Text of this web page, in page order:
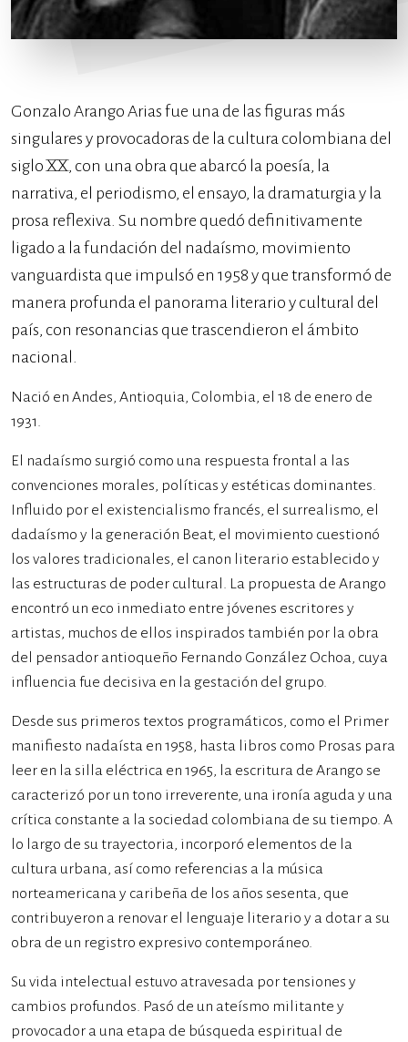
Gonzalo Arango Arias fue una de las figuras más
singulares y provocadoras de la cultura colombiana del
siglo XX, con una obra que abarcó la poesía, la
narrativa, el periodismo, el ensayo, la dramaturgia y la
prosa reflexiva. Su nombre quedó definitivamente
ligado a la fundación del nadaísmo, movimiento
vanguardista que impulsó en 1958 y que transformó de
manera profunda el panorama literario y cultural del
país, con resonancias que trascendieron el ámbito
nacional.
Nació en Andes, Antioquia, Colombia, el 18 de enero de
1931.
El nadaísmo surgió como una respuesta frontal a las
convenciones morales, políticas y estéticas dominantes.
Influido por el existencialismo francés, el surrealismo, el
dadaísmo y la generación Beat, el movimiento cuestionó
los valores tradicionales, el canon literario establecido y
las estructuras de poder cultural. La propuesta de Arango
encontró un eco inmediato entre jóvenes escritores y
artistas, muchos de ellos inspirados también por la obra
del pensador antioqueño Fernando González Ochoa, cuya
influencia fue decisiva en la gestación del grupo.
Desde sus primeros textos programáticos, como el Primer
manifiesto nadaísta en 1958, hasta libros como Prosas para
leer en la silla eléctrica en 1965, la escritura de Arango se
caracterizó por un tono irreverente, una ironía aguda y una
crítica constante a la sociedad colombiana de su tiempo. A
lo largo de su trayectoria, incorporó elementos de la
cultura urbana, así como referencias a la música
norteamericana y caribeña de los años sesenta, que
contribuyeron a renovar el lenguaje literario y a dotar a su
obra de un registro expresivo contemporáneo.
Su vida intelectual estuvo atravesada por tensiones y
cambios profundos. Pasó de un ateísmo militante y
provocador a una etapa de búsqueda espiritual de